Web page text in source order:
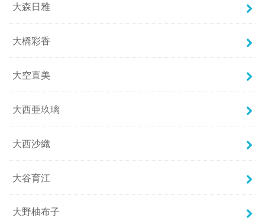
大森日雅
大橋彩香
大空直美
大西亜玖璃
大西沙織
大谷育江
大野柚布子